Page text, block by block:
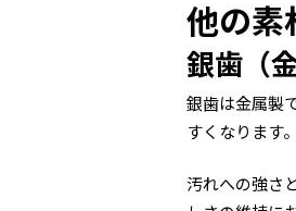
他の素
銀歯（
銀歯は金属製
すくなります
汚れへの強さ